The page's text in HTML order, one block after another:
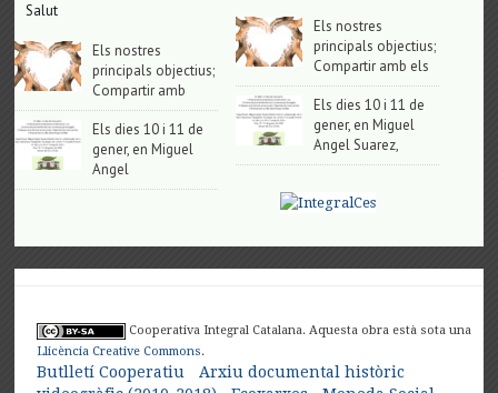
Salut
Els nostres
principals objectius;
Compartir amb
Els dies 10 i 11 de
gener, en Miguel
Angel
Els nostres
principals objectius;
Compartir amb els
Els dies 10 i 11 de
gener, en Miguel
Angel Suarez,
Cooperativa Integral Catalana. Aquesta obra està sota una
Llicència Creative Commons.
Butlletí Cooperatiu
Arxiu documental històric